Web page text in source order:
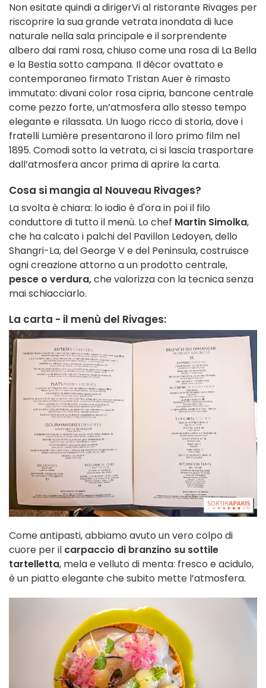
Non esitate quindi a dirigerVi al ristorante Rivages per
riscoprire la sua grande vetrata inondata di luce
naturale nella sala principale e il sorprendente
albero dai rami rosa, chiuso come una rosa di La Bella
e la Bestia sotto campana. Il décor ovattato e
contemporaneo firmato Tristan Auer è rimasto
immutato: divani color rosa cipria, bancone centrale
come pezzo forte, un’atmosfera allo stesso tempo
elegante e rilassata. Un luogo ricco di storia, dove i
fratelli Lumière presentarono il loro primo film nel
1895. Comodi sotto la vetrata, ci si lascia trasportare
dall’atmosfera ancor prima di aprire la carta.
Cosa si mangia al Nouveau Rivages?
La svolta è chiara: lo iodio è d'ora in poi il filo
conduttore di tutto il menù. Lo chef Martin Simolka,
che ha calcato i palchi del Pavillon Ledoyen, dello
Shangri-La, del George V e del Peninsula, costruisce
ogni creazione attorno a un prodotto centrale,
pesce o verdura,che valorizza con la tecnica senza
mai schiacciarlo.
La carta - il menù del Rivages:
Come antipasti, abbiamo avuto un vero colpo di
cuore per il carpaccio di branzino su sottile
tartelletta, mela e velluto di menta: fresco e acidulo,
è un piatto elegante che subito mette l’atmosfera.